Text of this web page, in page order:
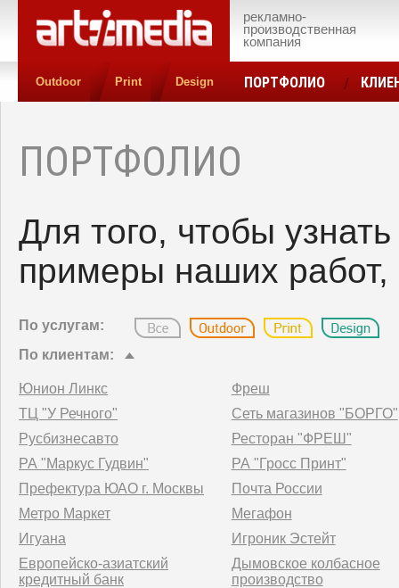
рекламно-
производственная
компания
Outdoor Print Design ПОРТФОЛИО
ПОРТФОЛИО
Для того, чтобы
примеры наших работ,
По услугам:
По клиентам:
Юнион Линкс
Фреш
ТЦ "У Речного"
Сеть магазинов "БОРГО"
Русбизнесавто
Ресторан "ФРЕШ"
РА "Маркус Гудвин"
РА "Гросс Принт"
Префектура ЮАО г. Москвы
Почта России
Метро Маркет
Мегафон
Игуана
Игроник Эстейт
Европейско-азиатский
кредитный банк
Дымовское колбасное
производство